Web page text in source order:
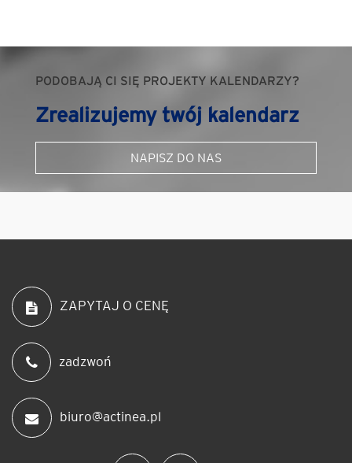
PODOBAJĄ CI SIĘ PROJEKTY KALENDARZY?
Zrealizujemy twój kalendarz
NAPISZ DO NAS
ZAPYTAJ O CENĘ
zadzwoń
biuro@actinea.pl